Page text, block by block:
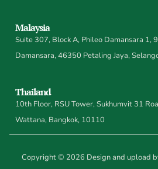
Malaysia
Suite 307, Block A, Phileo Damansara 1,
Damansara, 46350 Petaling Jaya,
Thailand
10th Floor, RSU Tower, Sukhumvit 31
Wattana, Bangkok, 10110
Copyright © 2026 Design and upload